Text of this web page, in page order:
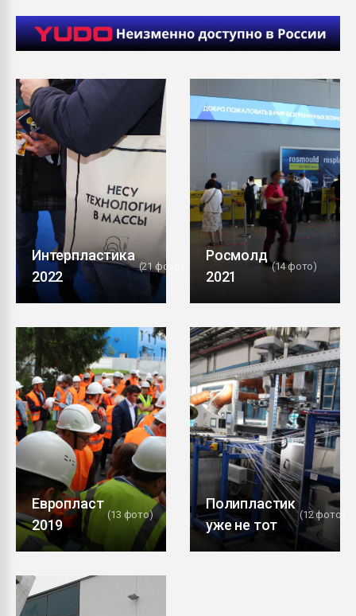
Продам отходы
поликарбоната и АБС-
ПЕРЕЙТИ НА
Интерпластика
2022
(21 фото)
Росмолд
2021
(14 фото)
Европласт
2019
(13 фото)
Полипластик
уже не тот
(12 фото)